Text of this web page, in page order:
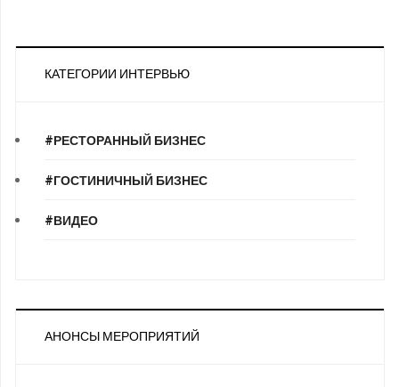
КАТЕГОРИИ ИНТЕРВЬЮ
#РЕСТОРАННЫЙ БИЗНЕС
#ГОСТИНИЧНЫЙ БИЗНЕС
#ВИДЕО
АНОНСЫ МЕРОПРИЯТИЙ